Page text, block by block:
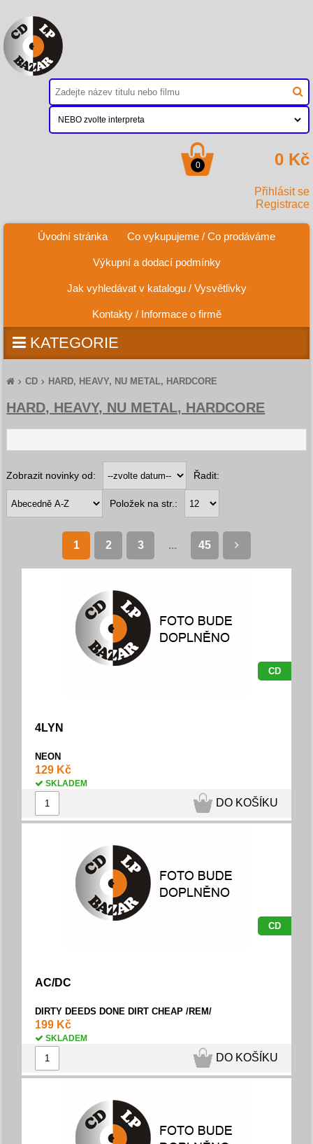
0 0 Kč
Přihlásit se
Registrace
Úvodní stránka Co vykupujeme / Co prodáváme
Výkupní a dodací podmínky
Jak vyhledávat v katalogu / Vysvětlivky
Kontakty / Informace o firmě
KATEGORIE
CD HARD, HEAVY, NU METAL, HARDCORE
HARD, HEAVY, NU METAL, HARDCORE
Zobrazit novinky od: Řadit:
Položek na str.:
1 2 3 ... 45
CD
4LYN
NEON
129 Kč
SKLADEM
DO KOŠÍKU
CD
AC/DC
DIRTY DEEDS DONE DIRT CHEAP /REM/
199 Kč
SKLADEM
DO KOŠÍKU